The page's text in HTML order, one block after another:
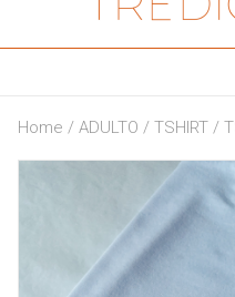
Home / ADULTO / TSHIRT/